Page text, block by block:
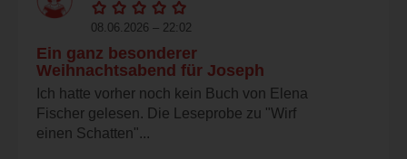
08.06.2026 – 22:02
Ein ganz besonderer
Weihnachtsabend für Joseph
Ich hatte vorher noch kein Buch von Elena
Fischer gelesen. Die Leseprobe zu "Wirf
einen Schatten"...